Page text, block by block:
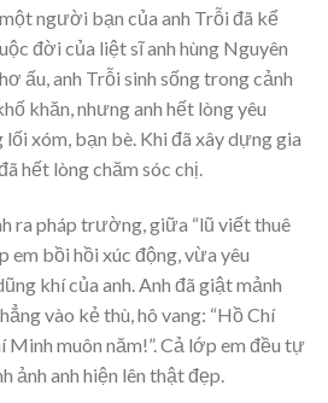
người bạn của anh Trỗi đã kể
đời của liệt sĩ anh hùng Nguyên
ấu, anh Trỗi sinh sống trong cảnh
khăn, nhưng anh hết lòng yêu
xóm, bạn bè. Khi đã xây dựng gia
hết lòng chăm sóc chị.
ra pháp trường, giữa “lũ viết thuê
em bồi hồi xúc động, vừa yêu
khí của anh. Anh đã giật mảnh
vào kẻ thù, hô vang: “Hồ Chí
Minh muôn năm!”. Cả lớp em đều tự
ảnh anh hiện lên thật đẹp.